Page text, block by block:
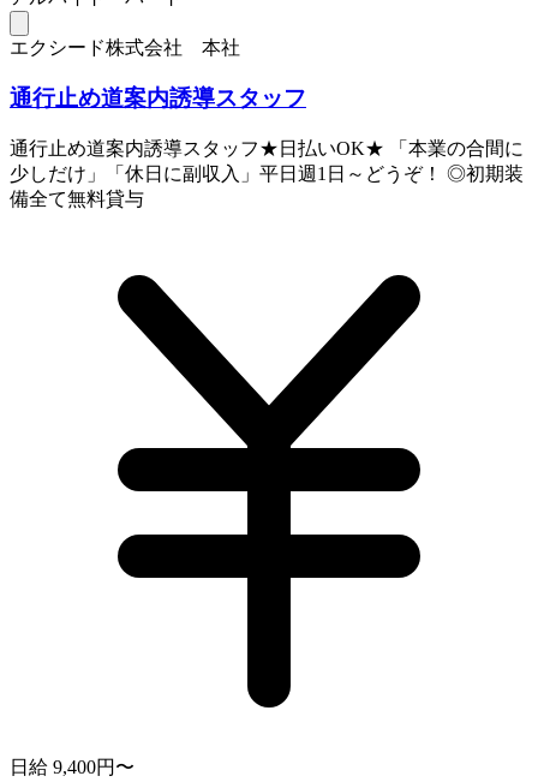
エクシード株式会社 本社
通行止め道案内誘導スタッフ
通行止め道案内誘導スタッフ★日払いOK★ 「本業の合間に
少しだけ」「休日に副収入」平日週1日～どうぞ！ ◎初期装
備全て無料貸与
日給 9,400円〜